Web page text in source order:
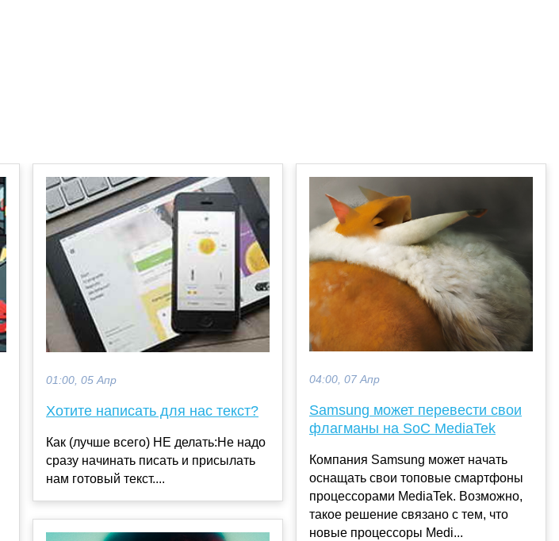
01:00, 05 Апр
Хотите написать для нас текст?
Как (лучше всего) НЕ делать:Не надо
сразу начинать писать и присылать
нам готовый текст....
04:00, 07 Апр
Samsung может перевести свои
флагманы на SoC MediaTek
Компания Samsung может начать
оснащать свои топовые смартфоны
процессорами MediaTek. Возможно,
такое решение связано с тем, что
новые процессоры Medi...